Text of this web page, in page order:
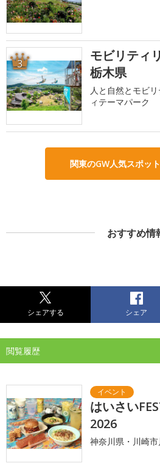
3
モビリティ
栃木県
人と自然とモビ
ィテーマパーク
関東のGW人気スポッ
おすすめ情
シェアする シェア
閲覧履歴
はいさい
2026
神奈川県・川崎